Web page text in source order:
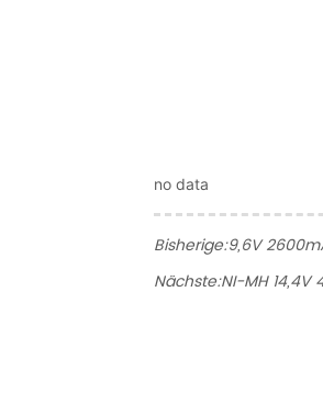
no data
Bisherige:9,6V
Nächste:NI-MH